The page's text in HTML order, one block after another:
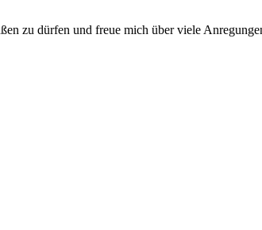
zu dürfen und freue mich über viele